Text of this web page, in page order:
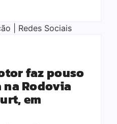
faz pouso
na Rodovia
em